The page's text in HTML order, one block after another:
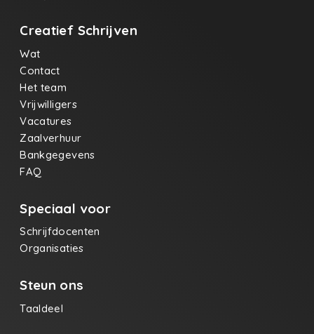
Creatief Schrijven
Wat
Contact
Het team
Vrijwilligers
Vacatures
Zaalverhuur
Bankgegevens
FAQ
Speciaal voor
Schrijfdocenten
Organisaties
Steun ons
Taaldeel